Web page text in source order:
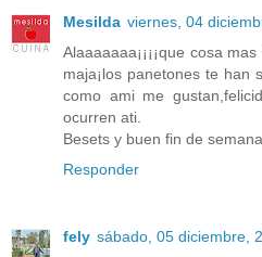
Mesilda viernes, 04
Alaaaaaaa¡¡¡¡que cosa
maja¡los panetones te han
como ami me
ocurren ati.
Besets y buen fin de semana.
Responder
fely sábado, 05 diciembre,